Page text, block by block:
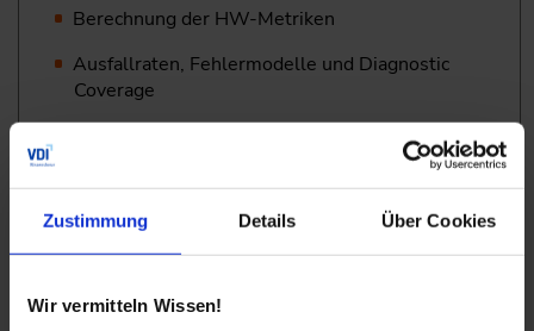
Zustimmung Details Über Cookies
Wir vermitteln Wissen!
Berechnung der HW-Metriken
Ausfallraten, Fehlermodelle und Diagnostic
Coverage
Übung: Berechnung der Hardware-Metriken
Der Softwareentwicklungszyklus: